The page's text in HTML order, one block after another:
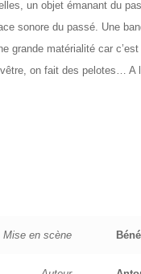
un objet émanant du
sonore du passé. Une
grande matérialité car
on fait des pelotes…
Mise en scène